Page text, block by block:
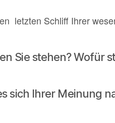
letzten Schliff Ihrer
Sie stehen? Wofür
sich Ihrer Meinung